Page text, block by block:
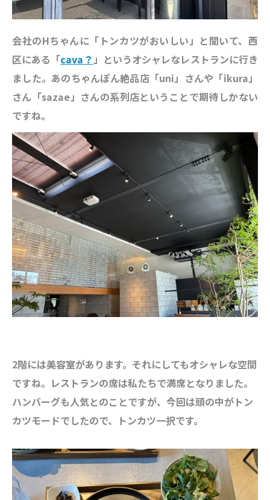
会社のHちゃんに「トンカツがおいしい」と聞いて、西
区にある「cava？」 というオシャレなレストランに行き
ました。あのちゃんぽん絶品店「uni」さんや「ikura」
さん「sazae」さんの系列店ということで期待しかない
ですね。
2階には美容室があります。 それにしてもオシャレな空間
ですね。レストランの席は私たちで満席となりました。
ハンバーグも人気とのことですが、今回は頭の中がトン
カツモードでしたので、トンカツ一択です。